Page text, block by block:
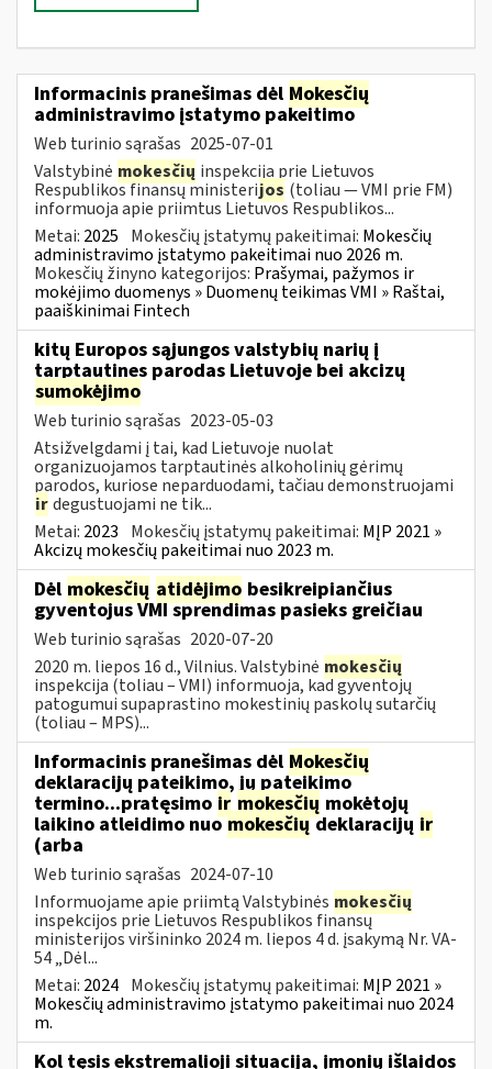
Informacinis pranešimas dėl Mokesčių
administravimo įstatymo pakeitimo
Web turinio sąrašas 2025-07-01
Valstybinė mokesčių inspekcija prie Lietuvos
Respublikos finansų ministerijos (toliau — VMI prie FM)
informuoja apie priimtus Lietuvos Respublikos...
Metai: 2025 Mokesčių įstatymų pakeitimai: Mokesčių
administravimo įstatymo pakeitimai nuo 2026 m.
Mokesčių žinyno kategorijos: Prašymai, pažymos ir
mokėjimo duomenys » Duomenų teikimas VMI » Raštai,
paaiškinimai Fintech
kitų Europos sąjungos valstybių narių į
tarptautines parodas Lietuvoje bei akcizų
sumokėjimo
Web turinio sąrašas 2023-05-03
Atsižvelgdami į tai, kad Lietuvoje nuolat
organizuojamos tarptautinės alkoholinių gėrimų
parodos, kuriose neparduodami, tačiau demonstruojami
irdegustuojami ne tik...
Metai: 2023 Mokesčių įstatymų pakeitimai: MĮP 2021 »
Akcizų mokesčių pakeitimai nuo 2023 m.
Dėl mokesčių atidėjimo besikreipiančius
gyventojus VMI sprendimas pasieks greičiau
Web turinio sąrašas 2020-07-20
2020 m. liepos 16 d., Vilnius. Valstybinė mokesčių
inspekcija (toliau – VMI) informuoja, kad gyventojų
patogumui supaprastino mokestinių paskolų sutarčių
(toliau – MPS)...
Informacinis pranešimas dėl Mokesčių
deklaracijų pateikimo, jų pateikimo
termino...pratęsimo ir mokesčių mokėtojų
laikino atleidimo nuomokesčiųdeklaracijų ir
(arba
Web turinio sąrašas 2024-07-10
Informuojame apie priimtą Valstybinės mokesčių
inspekcijos prie Lietuvos Respublikos finansų
ministerijos viršininko 2024 m. liepos 4 d. įsakymą Nr. VA-
54 „Dėl...
Metai: 2024 Mokesčių įstatymų pakeitimai: MĮP 2021 »
Mokesčių administravimo įstatymo pakeitimai nuo 2024
m.
Kol tęsis ekstremalioji situacija, įmonių išlaidos